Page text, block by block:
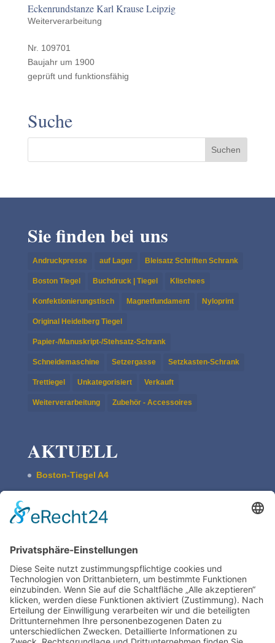
Ecken­rund­stanze Karl Krause Leipzig
Weiterverarbeitung
Nr. 109701
Baujahr um 1900
geprüft und funktionsfähig
Suche
Sie finden bei uns
Andruckpresse auf Lager Bleisatz Schriften Schrank
Boston Tiegel Buchdruck | Tiegel Klischees
Konfektionierungstisch Magnetfundament Nyloprint
Original Heidelberg Tiegel
Papier-/Manuskript-/Stehsatz-Schrank
Schneidemaschine Setzergasse Setzkasten-Schrank
Trettiegel Unkategorisiert Verkauft
Weiterverarbeitung Zubehör - Accessoires
AKTUELL
Boston-Tiegel A4
ASBERN Radier­presse
Boston Tiegel W. Harth & Co.
Impres­sum